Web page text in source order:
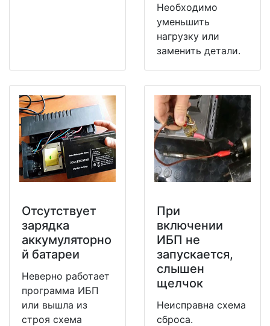
Необходимо
уменьшить
нагрузку или
заменить детали.
Отсутствует
зарядка
аккумуляторно
й батареи
Неверно работает
программа ИБП
или вышла из
строя схема
При
включении
ИБП не
запускается,
слышен
щелчок
Неисправна схема
сброса.